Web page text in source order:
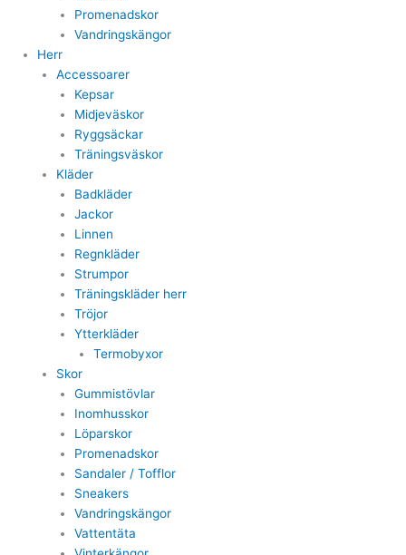
Promenadskor
Vandringskängor
Herr
Accessoarer
Kepsar
Midjeväskor
Ryggsäckar
Träningsväskor
Kläder
Badkläder
Jackor
Linnen
Regnkläder
Strumpor
Träningskläder herr
Tröjor
Ytterkläder
Termobyxor
Skor
Gummistövlar
Inomhusskor
Löparskor
Promenadskor
Sandaler / Tofflor
Sneakers
Vandringskängor
Vattentäta